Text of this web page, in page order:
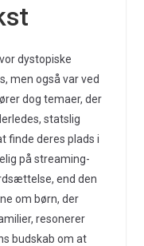
dystopiske
men også var ved
dog temaer, der
statslig
finde deres plads i
på streaming-
end den
om børn, der
resonerer
budskab om at